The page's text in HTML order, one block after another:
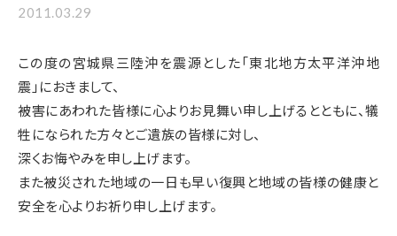
2011.03.29
この度の宮城県三陸沖を震源とした「東北地方太平洋沖地
震」におきまして、
被害にあわれた皆様に心よりお見舞い申し上げるとともに、犠
牲になられた方々とご遺族の皆様に対し、
深くお悔やみを申し上げます。
また被災された地域の一日も早い復興と地域の皆様の健康と
安全を心よりお祈り申し上げます。